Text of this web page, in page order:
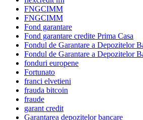
FNGCIMM
FNGCIMM
Fond garantare
Fond garantare credite Prima Casa
Fondul de Garantare a Depozitelor
Fondul de Garantare a Depozitelor
fonduri europene
Fortunato
franci elvetieni
frauda bitcoin
fraude
garant credit
Garantarea depozitelor bancare